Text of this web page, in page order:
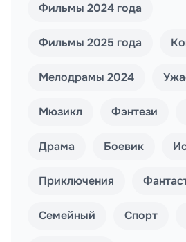
Фильмы 2024 года
Фильмы 2025 года
Мелодрамы 2024
Мюзикл Фэнтези
Драма Боевик
Приключения
Семейный Спорт